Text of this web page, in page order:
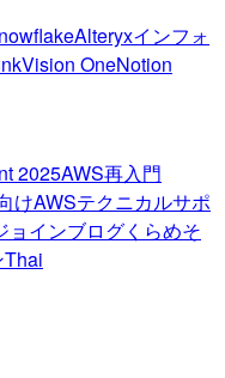
Alteryxインフォ
Vision OneNotion
2025AWS再入門
けAWSテクニカルサポ
ョインブログくらめそ
Thai